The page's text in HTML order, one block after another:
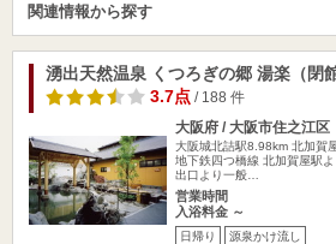
関連情報から探す
湧出天然温泉 くつろぎの郷 湯楽（閉
3.7点/ 188 件
大阪府 / 大阪市住之江区
大阪城北詰駅8.98km 北加賀
地下鉄四つ橋線 北加賀屋駅
出口より一般…
営業時間
入浴料金 ～
日帰り 源泉かけ流し